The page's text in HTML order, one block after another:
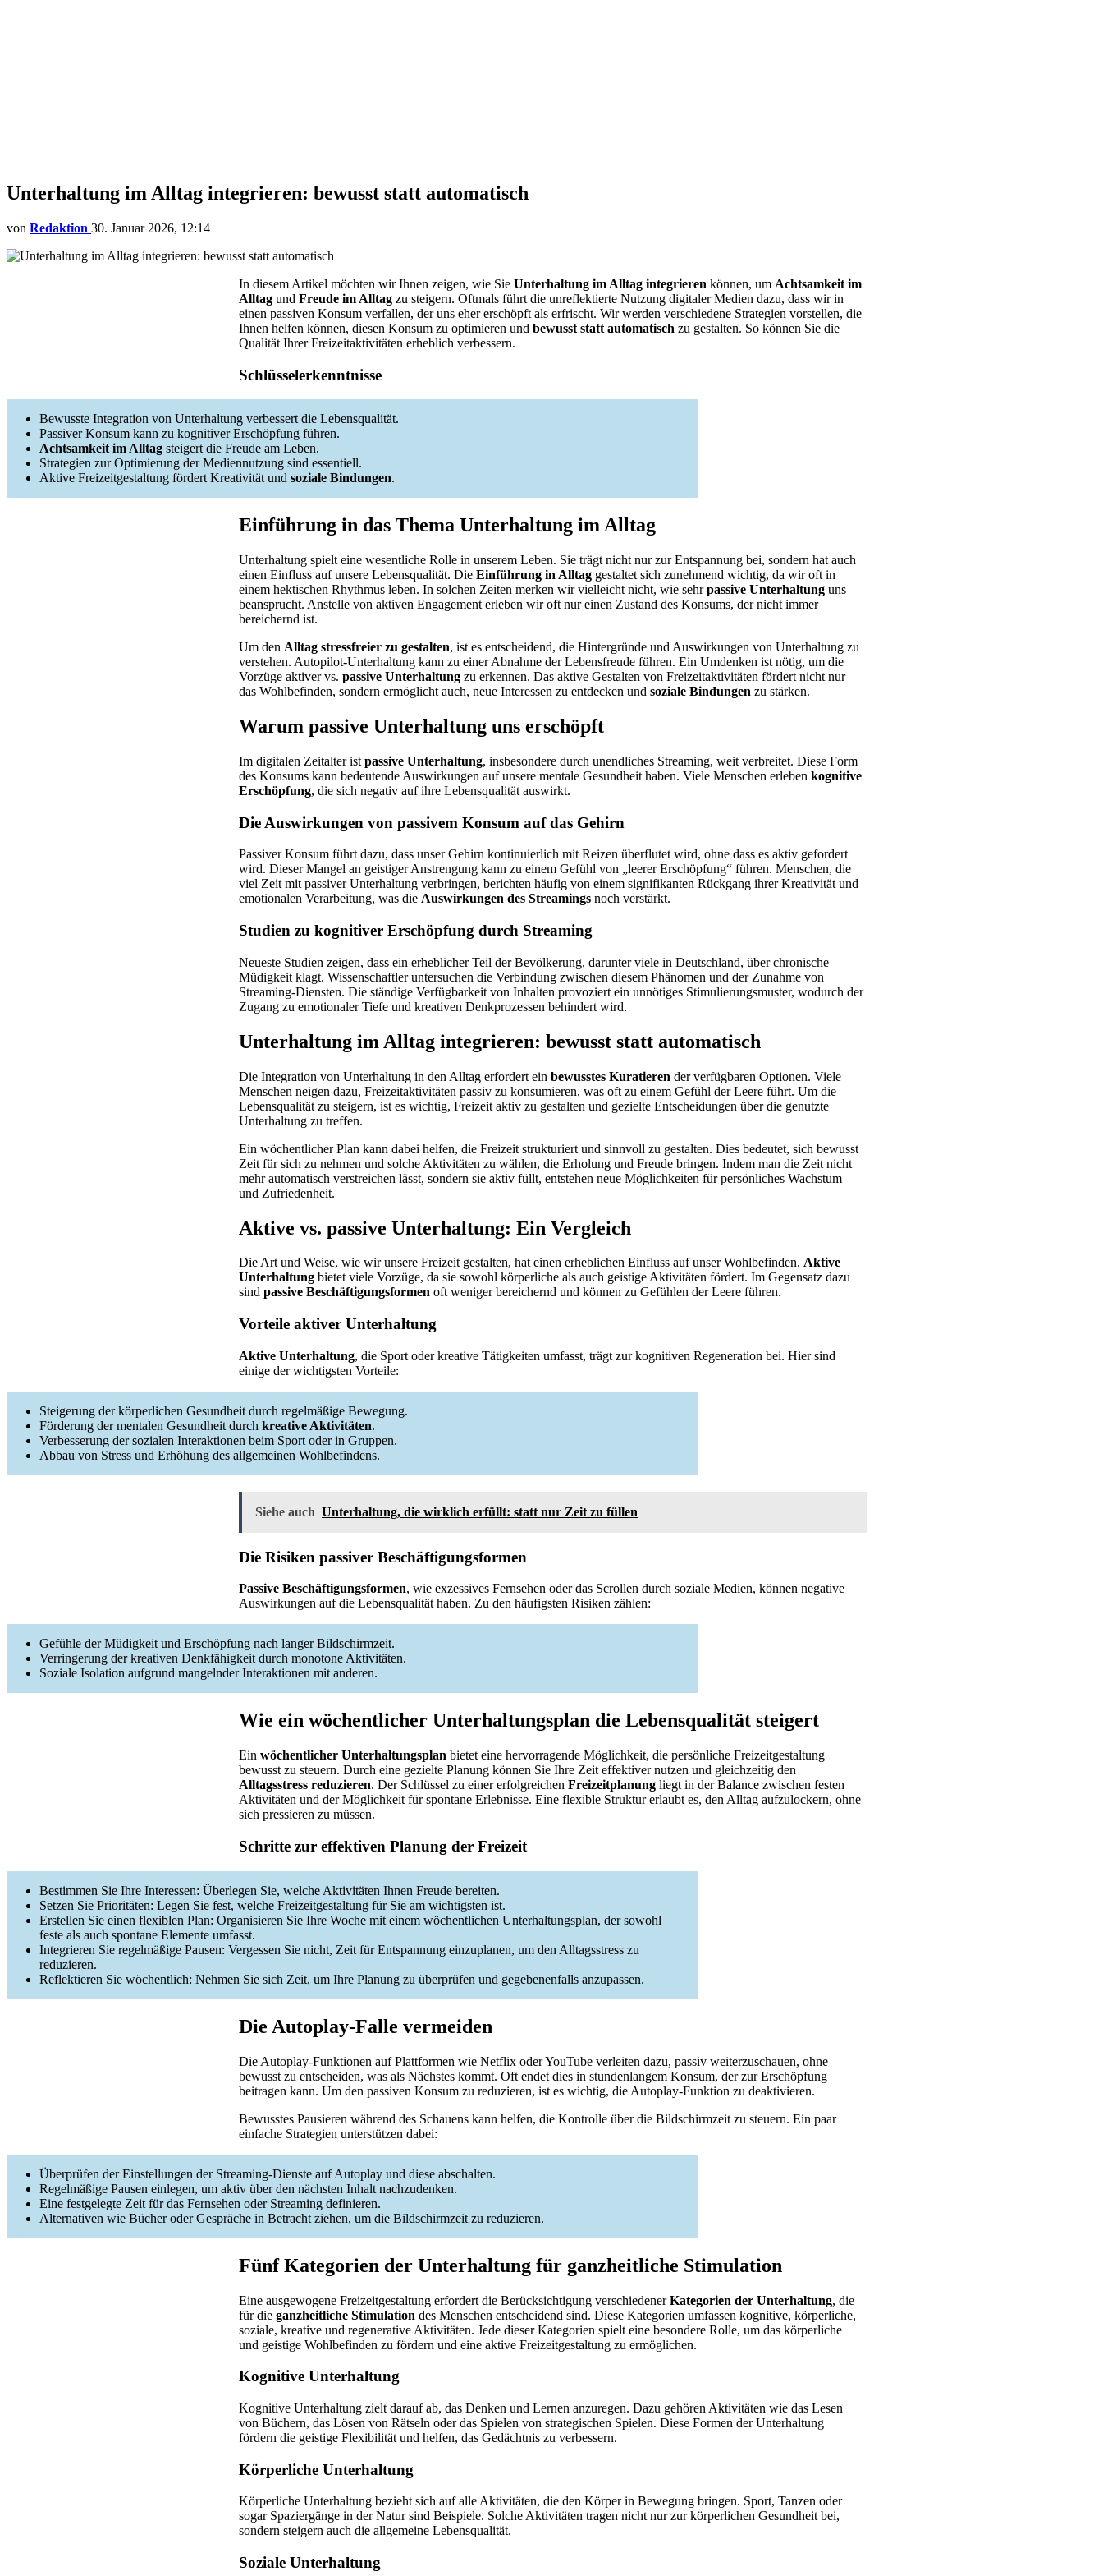
Unterhaltung im Alltag integrieren: bewusst statt automatisch
von Redaktion 30. Januar 2026, 12:14
In diesem Artikel möchten wir Ihnen zeigen, wie Sie Unterhaltung im Alltag integrieren können, um Achtsamkeit im
Alltag und Freude im Alltag zu steigern. Oftmals führt die unreflektierte Nutzung digitaler Medien dazu, dass wir in
einen passiven Konsum verfallen, der uns eher erschöpft als erfrischt. Wir werden verschiedene Strategien vorstellen, die
Ihnen helfen können, diesen Konsum zu optimieren und bewusst statt automatisch zu gestalten. So können Sie die
Qualität Ihrer Freizeitaktivitäten erheblich verbessern.
Schlüsselerkenntnisse
Bewusste Integration von Unterhaltung verbessert die Lebensqualität.
Passiver Konsum kann zu kognitiver Erschöpfung führen.
Achtsamkeit im Alltag steigert die Freude am Leben.
Strategien zur Optimierung der Mediennutzung sind essentiell.
Aktive Freizeitgestaltung fördert Kreativität und soziale Bindungen.
Einführung in das Thema Unterhaltung im Alltag
Unterhaltung spielt eine wesentliche Rolle in unserem Leben. Sie trägt nicht nur zur Entspannung bei, sondern hat auch
einen Einfluss auf unsere Lebensqualität. Die Einführung in Alltag gestaltet sich zunehmend wichtig, da wir oft in
einem hektischen Rhythmus leben. In solchen Zeiten merken wir vielleicht nicht, wie sehrpassive Unterhaltung uns
beansprucht. Anstelle von aktiven Engagement erleben wir oft nur einen Zustand des Konsums, der nicht immer
bereichernd ist.
Um den Alltag stressfreier zu gestalten, ist es entscheidend, die Hintergründe und Auswirkungen von Unterhaltung zu
verstehen. Autopilot-Unterhaltung kann zu einer Abnahme der Lebensfreude führen. Ein Umdenken ist nötig, um die
Vorzüge aktiver vs. passive Unterhaltung zu erkennen. Das aktive Gestalten von Freizeitaktivitäten fördert nicht nur
das Wohlbefinden, sondern ermöglicht auch, neue Interessen zu entdecken und soziale Bindungen zu stärken.
Warum passive Unterhaltung uns erschöpft
Im digitalen Zeitalter ist passive Unterhaltung, insbesondere durch unendliches Streaming, weit verbreitet. Diese Form
des Konsums kann bedeutende Auswirkungen auf unsere mentale Gesundheit haben. Viele Menschen erleben kognitive
Erschöpfung, die sich negativ auf ihre Lebensqualität auswirkt.
Die Auswirkungen von passivem Konsum auf das Gehirn
Passiver Konsum führt dazu, dass unser Gehirn kontinuierlich mit Reizen überflutet wird, ohne dass es aktiv gefordert
wird. Dieser Mangel an geistiger Anstrengung kann zu einem Gefühl von „leerer Erschöpfung“ führen. Menschen, die
viel Zeit mit passiver Unterhaltung verbringen, berichten häufig von einem signifikanten Rückgang ihrer Kreativität und
emotionalen Verarbeitung, was die Auswirkungen des Streamings noch verstärkt.
Studien zu kognitiver Erschöpfung durch Streaming
Neueste Studien zeigen, dass ein erheblicher Teil der Bevölkerung, darunter viele in Deutschland, über chronische
Müdigkeit klagt. Wissenschaftler untersuchen die Verbindung zwischen diesem Phänomen und der Zunahme von
Streaming-Diensten. Die ständige Verfügbarkeit von Inhalten provoziert ein unnötiges Stimulierungsmuster, wodurch der
Zugang zu emotionaler Tiefe und kreativen Denkprozessen behindert wird.
Unterhaltung im Alltag integrieren: bewusst statt automatisch
Die Integration von Unterhaltung in den Alltag erfordert ein bewusstes Kuratieren der verfügbaren Optionen. Viele
Menschen neigen dazu, Freizeitaktivitäten passiv zu konsumieren, was oft zu einem Gefühl der Leere führt. Um die
Lebensqualität zu steigern, ist es wichtig, Freizeit aktiv zu gestalten und gezielte Entscheidungen über die genutzte
Unterhaltung zu treffen.
Ein wöchentlicher Plan kann dabei helfen, die Freizeit strukturiert und sinnvoll zu gestalten. Dies bedeutet, sich bewusst
Zeit für sich zu nehmen und solche Aktivitäten zu wählen, die Erholung und Freude bringen. Indem man die Zeit nicht
mehr automatisch verstreichen lässt, sondern sie aktiv füllt, entstehen neue Möglichkeiten für persönliches Wachstum
und Zufriedenheit.
Aktive vs. passive Unterhaltung: Ein Vergleich
Die Art und Weise, wie wir unsere Freizeit gestalten, hat einen erheblichen Einfluss auf unser Wohlbefinden. Aktive
Unterhaltung bietet viele Vorzüge, da sie sowohl körperliche als auch geistige Aktivitäten fördert. Im Gegensatz dazu
sind passive Beschäftigungsformen oft weniger bereichernd und können zu Gefühlen der Leere führen.
Vorteile aktiver Unterhaltung
Aktive Unterhaltung, die Sport oder kreative Tätigkeiten umfasst, trägt zur kognitiven Regeneration bei. Hier sind
einige der wichtigsten Vorteile:
Steigerung der körperlichen Gesundheit durch regelmäßige Bewegung.
Förderung der mentalen Gesundheit durch kreative Aktivitäten.
Verbesserung der sozialen Interaktionen beim Sport oder in Gruppen.
Abbau von Stress und Erhöhung des allgemeinen Wohlbefindens.
Siehe auch Unterhaltung, die wirklich erfüllt: statt nur Zeit zu füllen
Die Risiken passiver Beschäftigungsformen
Passive Beschäftigungsformen, wie exzessives Fernsehen oder das Scrollen durch soziale Medien, können negative
Auswirkungen auf die Lebensqualität haben. Zu den häufigsten Risiken zählen:
Gefühle der Müdigkeit und Erschöpfung nach langer Bildschirmzeit.
Verringerung der kreativen Denkfähigkeit durch monotone Aktivitäten.
Soziale Isolation aufgrund mangelnder Interaktionen mit anderen.
Wie ein wöchentlicher Unterhaltungsplan die Lebensqualität steigert
Ein wöchentlicher Unterhaltungsplan bietet eine hervorragende Möglichkeit, die persönliche Freizeitgestaltung
bewusst zu steuern. Durch eine gezielte Planung können Sie Ihre Zeit effektiver nutzen und gleichzeitig den
Alltagsstress reduzieren. Der Schlüssel zu einer erfolgreichen Freizeitplanung liegt in der Balance zwischen festen
Aktivitäten und der Möglichkeit für spontane Erlebnisse. Eine flexible Struktur erlaubt es, den Alltag aufzulockern, ohne
sich pressieren zu müssen.
Schritte zur effektiven Planung der Freizeit
Bestimmen Sie Ihre Interessen: Überlegen Sie, welche Aktivitäten Ihnen Freude bereiten.
Setzen Sie Prioritäten: Legen Sie fest, welche Freizeitgestaltung für Sie am wichtigsten ist.
Erstellen Sie einen flexiblen Plan: Organisieren Sie Ihre Woche mit einem wöchentlichen Unterhaltungsplan, der sowohl
feste als auch spontane Elemente umfasst.
Integrieren Sie regelmäßige Pausen: Vergessen Sie nicht, Zeit für Entspannung einzuplanen, um den Alltagsstress zu
reduzieren.
Reflektieren Sie wöchentlich: Nehmen Sie sich Zeit, um Ihre Planung zu überprüfen und gegebenenfalls anzupassen.
Die Autoplay-Falle vermeiden
Die Autoplay-Funktionen auf Plattformen wie Netflix oder YouTube verleiten dazu, passiv weiterzuschauen, ohne
bewusst zu entscheiden, was als Nächstes kommt. Oft endet dies in stundenlangem Konsum, der zur Erschöpfung
beitragen kann. Um den passiven Konsum zu reduzieren, ist es wichtig, die Autoplay-Funktion zu deaktivieren.
Bewusstes Pausieren während des Schauens kann helfen, die Kontrolle über die Bildschirmzeit zu steuern. Ein paar
einfache Strategien unterstützen dabei:
Überprüfen der Einstellungen der Streaming-Dienste auf Autoplay und diese abschalten.
Regelmäßige Pausen einlegen, um aktiv über den nächsten Inhalt nachzudenken.
Eine festgelegte Zeit für das Fernsehen oder Streaming definieren.
Alternativen wie Bücher oder Gespräche in Betracht ziehen, um die Bildschirmzeit zu reduzieren.
Fünf Kategorien der Unterhaltung für ganzheitliche Stimulation
Eine ausgewogene Freizeitgestaltung erfordert die Berücksichtigung verschiedenerKategorien der Unterhaltung, die
für die ganzheitliche Stimulation des Menschen entscheidend sind. Diese Kategorien umfassen kognitive, körperliche,
soziale, kreative und regenerative Aktivitäten. Jede dieser Kategorien spielt eine besondere Rolle, um das körperliche
und geistige Wohlbefinden zu fördern und eine aktive Freizeitgestaltung zu ermöglichen.
Kognitive Unterhaltung
Kognitive Unterhaltung zielt darauf ab, das Denken und Lernen anzuregen. Dazu gehören Aktivitäten wie das Lesen
von Büchern, das Lösen von Rätseln oder das Spielen von strategischen Spielen. Diese Formen der Unterhaltung
fördern die geistige Flexibilität und helfen, das Gedächtnis zu verbessern.
Körperliche Unterhaltung
Körperliche Unterhaltung bezieht sich auf alle Aktivitäten, die den Körper in Bewegung bringen. Sport, Tanzen oder
sogar Spaziergänge in der Natur sind Beispiele. Solche Aktivitäten tragen nicht nur zur körperlichen Gesundheit bei,
sondern steigern auch die allgemeine Lebensqualität.
Soziale Unterhaltung